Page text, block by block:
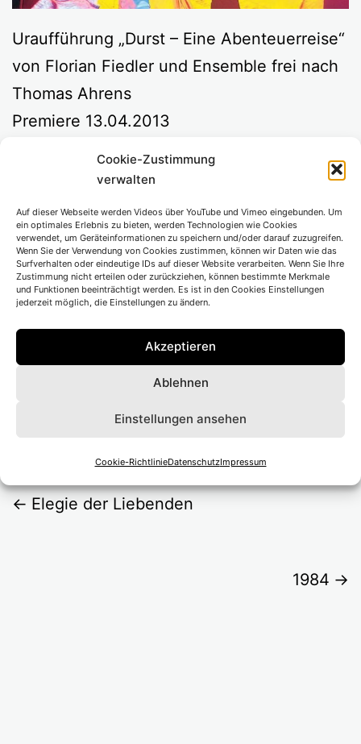
Cookie-Zustimmung
verwalten
Auf dieser Webseite werden Videos über YouTube und Vimeo eingebunden. Um
ein optimales Erlebnis zu bieten, werden Technologien wie Cookies
verwendet, um Geräteinformationen zu speichern und/oder darauf zuzugreifen.
Wenn Sie der Verwendung von Cookies zustimmen, können wir Daten wie das
Surfverhalten oder eindeutige IDs auf dieser Website verarbeiten. Wenn Sie Ihre
Zustimmung nicht erteilen oder zurückziehen, können bestimmte Merkmale
und Funktionen beeinträchtigt werden. Es ist in den Cookies Einstellungen
jederzeit möglich, die Einstellungen zu ändern.
Akzeptieren
Ablehnen
Einstellungen ansehen
Cookie-RichtlinieDatenschutzImpressum
Uraufführung „Durst – Eine Abenteuerreise“
von Florian Fiedler und Ensemble frei nach
Thomas Ahrens
Premiere 13.04.2013
Florian Fiedler
KostümSelina Peyer
VideoBert Zander
MusikMartin Engelbach
Nina Reithmeier, René Rummel, René
Elegie der Liebenden
1984